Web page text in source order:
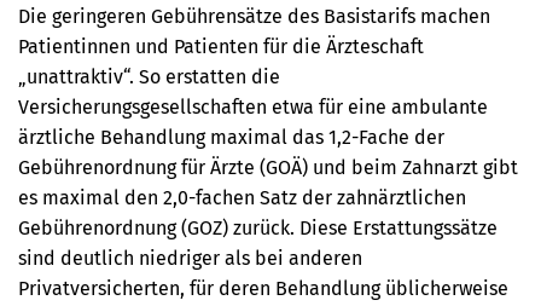
Die geringeren Gebührensätze des Basistarifs machen
Patientinnen und Patienten für die Ärzteschaft
„unattraktiv“. So erstatten die
Versicherungsgesellschaften etwa für eine ambulante
ärztliche Behandlung maximal das 1,2-Fache der
Gebührenordnung für Ärzte (GOÄ) und beim Zahnarzt gibt
es maximal den 2,0-fachen Satz der zahnärztlichen
Gebührenordnung (GOZ) zurück. Diese Erstattungssätze
sind deutlich niedriger als bei anderen
Privatversicherten, für deren Behandlung üblicherweise